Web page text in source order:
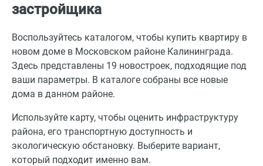
застройщика
Воспользуйтесь каталогом, чтобы купить квартиру в
новом доме в Московском районе Калининграда.
Здесь представлены 19 новостроек, подходящие под
ваши параметры. В каталоге собраны все новые
дома в данном районе.
Используйте карту, чтобы оценить инфраструктуру
района, его транспортную доступность и
экологическую обстановку. Выберите вариант,
который подходит именно вам.